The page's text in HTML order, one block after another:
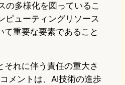
の多様化を図っているこ
ピューティングリソース
て重要な要素であること
それに伴う責任の重大さ
メントは、AI技術の進歩